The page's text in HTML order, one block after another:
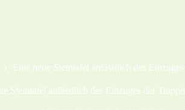
Eine neue Steintafel anlässilich des
Steintafel anlässilich des Einzuges der